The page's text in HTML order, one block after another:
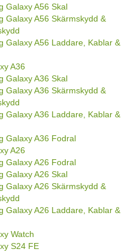
Galaxy A56 Skal
Galaxy A56 Skärmskydd &
Galaxy A56 Laddare, Kablar &
A36
Galaxy A36 Skal
Galaxy A36 Skärmskydd &
Galaxy A36 Laddare, Kablar &
Galaxy A36 Fodral
A26
Galaxy A26 Fodral
Galaxy A26 Skal
Galaxy A26 Skärmskydd &
Galaxy A26 Laddare, Kablar &
Watch
S24 FE